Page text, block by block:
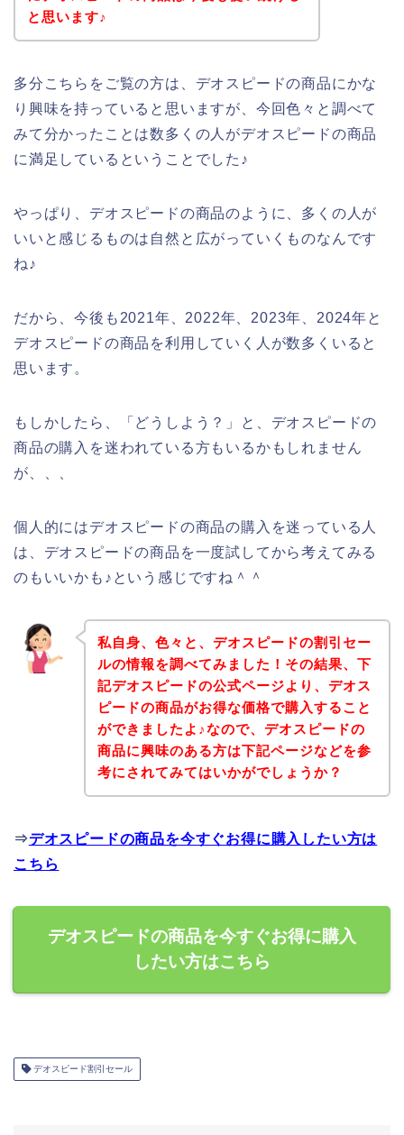
と思います♪
多分こちらをご覧の方は、デオスピードの商品にかな
り興味を持っていると思いますが、今回色々と調べて
みて分かったことは数多くの人がデオスピードの商品
に満足しているということでした♪
やっぱり、デオスピードの商品のように、多くの人が
いいと感じるものは自然と広がっていくものなんです
ね♪
だから、今後も2021年、2022年、2023年、2024年と
デオスピードの商品を利用していく人が数多くいると
思います。
もしかしたら、「どうしよう？」と、デオスピードの
商品の購入を迷われている方もいるかもしれません
が、、、
個人的にはデオスピードの商品の購入を迷っている人
は、デオスピードの商品を一度試してから考えてみる
のもいいかも♪という感じですね＾＾
私自身、色々と、デオスピードの割引セー
ルの情報を調べてみました！その結果、下
記デオスピードの公式ページより、デオス
ピードの商品がお得な価格で購入すること
ができましたよ♪なので、デオスピードの
商品に興味のある方は下記ページなどを参
考にされてみてはいかがでしょうか？
⇒デオスピードの商品を今すぐお得に購入したい方は
こちら
デオスピードの商品を今すぐお得に購入
したい方はこちら
デオスピード割引セール